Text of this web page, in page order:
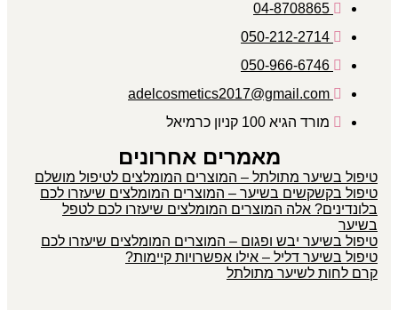
04-8708865
050-212-2714
050-966-6746
adelcosmetics2017@gmail.com
מורד הגיא 100 קניון כרמיאל
מאמרים אחרונים
טיפול בשיער מתולתל – המוצרים המומלצים לטיפול מושלם
טיפול בקשקשים בשיער – המוצרים המומלצים שיעזרו לכם
בלונדינים? אלה המוצרים המומלצים שיעזרו לכם לטפל
בשיער
טיפול בשיער יבש ופגום – המוצרים המומלצים שיעזרו לכם
טיפול בשיער דליל – אילו אפשרויות קיימות?
קרם לחות לשיער מתולתל